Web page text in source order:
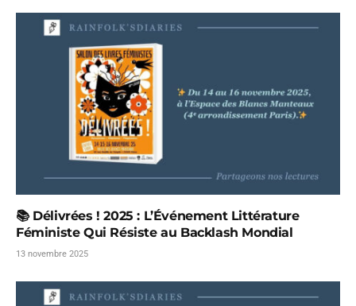
📚 Délivrées ! 2025 : L’Événement Littérature
Féministe Qui Résiste au Backlash Mondial
13 novembre 2025